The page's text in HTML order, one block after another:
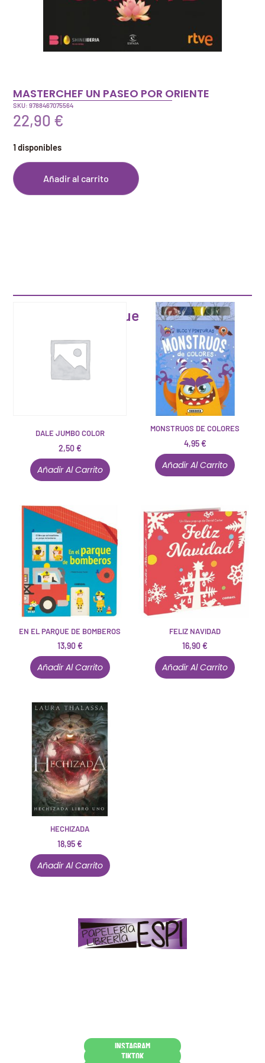
MASTERCHEF UN PASEO POR ORIENTE
SKU: 9788467075564
22,90 €
1 disponibles
Añadir al carrito
Artículos que pueden interesarte
DALE JUMBO COLOR
2,50€
Añadir Al Carrito
MONSTRUOS DE COLORES
4,95€
Añadir Al Carrito
EN EL PARQUE DE BOMBEROS
13,90€
Añadir Al Carrito
FELIZ NAVIDAD
16,90€
Añadir Al Carrito
HECHIZADA
18,95€
Añadir Al Carrito
INSTAGRAM
TIKTOK